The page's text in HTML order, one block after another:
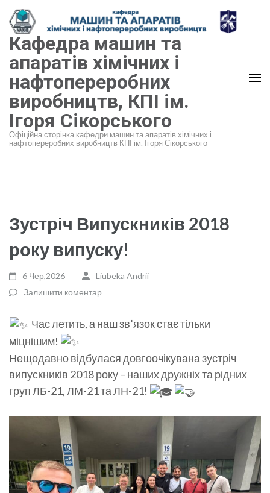
Перейти
до
вмісту
(натисніть
Enter)
Кафедра машин та
апаратів хімічних і
нафтопереробних
виробництв, КПІ ім.
Ігоря Сікорського
Офіційна сторінка кафедри машин та апаратів хімічних і
нафтопереробних виробництв КПІ ім. Ігоря Сікорського
Зустріч Випускників 2018
року випуску!
6 Чер,2026
Liubeka Andrii
Залишити коментар
Час летить, а наш зв’язок стає тільки
міцнішим!
​Нещодавно відбулася довгоочікувана зустріч
випускників 2018 року – наших дружніх та рідних
груп ЛБ-21, ЛМ-21 та ЛН-21!